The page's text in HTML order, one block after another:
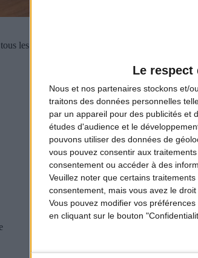
Le
Nous et nos partenaires stockons et/
traitons des données personnelles
par un appareil pour des publicités et
études d'audience et le
pouvons utiliser des données de
vous pouvez consentir aux
consentement ou accéder à des
Veuillez noter que certains
consentement, mais vous avez le
Vous pouvez modifier vos
en cliquant sur le bouton
les ingrédients sauf la viande.